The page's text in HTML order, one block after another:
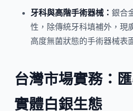
牙科與高階手術器械： 銀合
性，除傳統牙科填補外，現
高度無菌狀態的手術器械表
台灣市場實務：
實體白銀生態